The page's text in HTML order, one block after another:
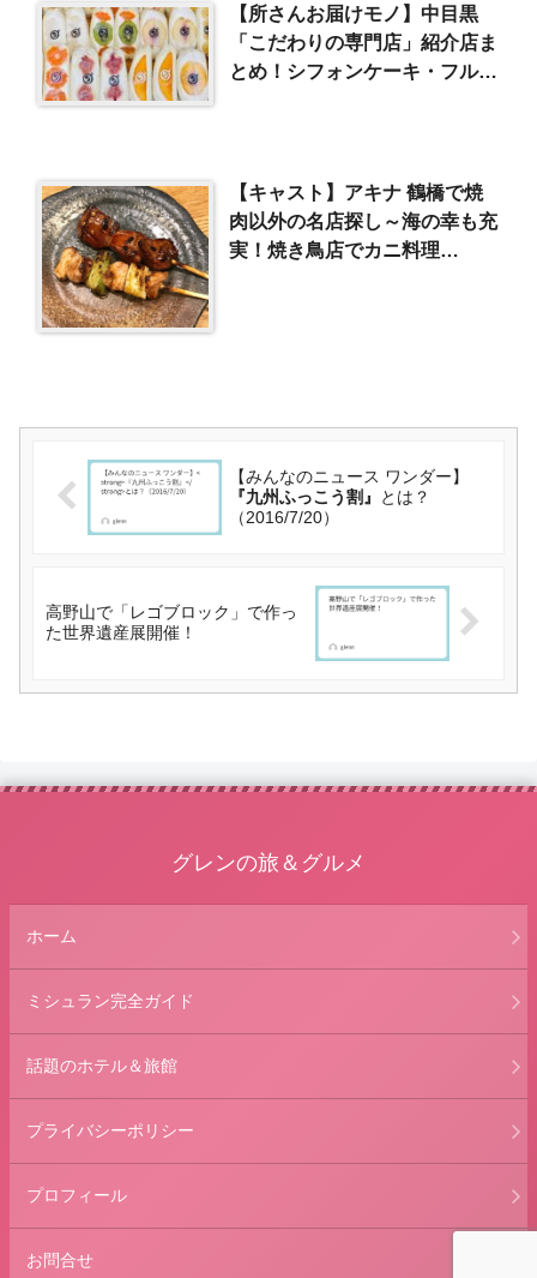
【所さんお届けモノ】中目黒
「こだわりの専門店」紹介店ま
とめ！シフォンケーキ・フルー
【キャスト】アキナ 鶴橋で焼
肉以外の名店探し～海の幸も充
実！焼き鳥店でカニ料理
【みんなのニュース ワンダー】
『九州ふっこう割』
とは？
（2016/7/20）
高野山で「レゴブロック」で作っ
た世界遺産展開催！
グレンの旅＆グルメ
ホーム
ミシュラン完全ガイド
話題のホテル＆旅館
プライバシーポリシー
プロフィール
お問合せ